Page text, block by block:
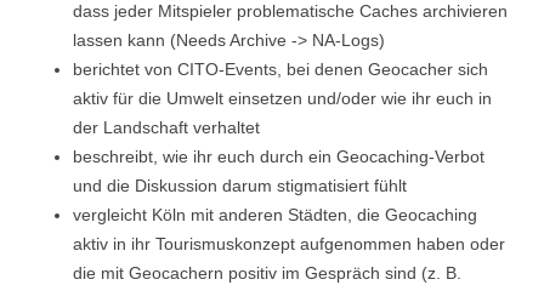
dass jeder Mitspieler problematische Caches archivieren
lassen kann (Needs Archive -> NA-Logs)
berichtet von CITO-Events, bei denen Geocacher sich
aktiv für die Umwelt einsetzen und/oder wie ihr euch in
der Landschaft verhaltet
beschreibt, wie ihr euch durch ein Geocaching-Verbot
und die Diskussion darum stigmatisiert fühlt
vergleicht Köln mit anderen Städten, die Geocaching
aktiv in ihr Tourismuskonzept aufgenommen haben oder
die mit Geocachern positiv im Gespräch sind (z. B.